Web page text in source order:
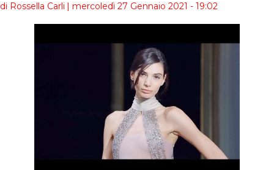
di Rossella Carli | mercoledì 27 Gennaio 2021 - 19:02